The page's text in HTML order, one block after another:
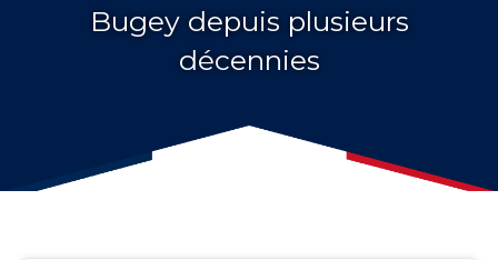
Bugey depuis plusieurs
décennies